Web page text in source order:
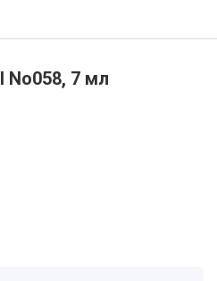
No058, 7 мл